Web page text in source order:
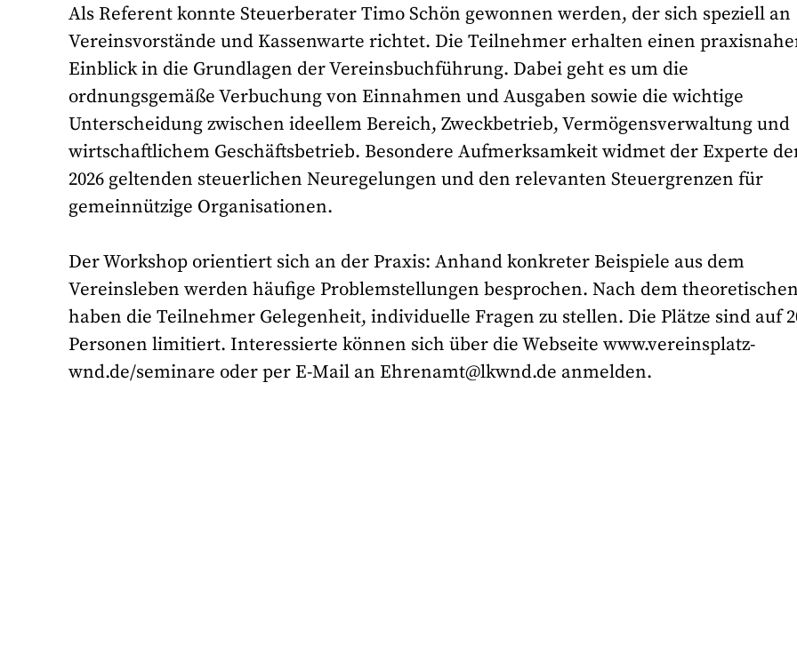
Als Referent konnte Steuerberater Timo Schön gewonnen werden, der sich speziell an
Vereinsvorstände und Kassenwarte richtet. Die Teilnehmer erhalten einen
Einblick in die Grundlagen der Vereinsbuchführung. Dabei geht es um die
ordnungsgemäße Verbuchung von Einnahmen und Ausgaben sowie die wichtige
Unterscheidung zwischen ideellem Bereich, Zweckbetrieb, Vermögensverwaltung und
wirtschaftlichem Geschäftsbetrieb. Besondere Aufmerksamkeit widmet der Experte
2026 geltenden steuerlichen Neuregelungen und den relevanten Steuergrenzen für
gemeinnützige Organisationen.
Der Workshop orientiert sich an der Praxis: Anhand konkreter Beispiele aus dem
Vereinsleben werden häufige Problemstellungen besprochen. Nach dem
haben die Teilnehmer Gelegenheit, individuelle Fragen zu stellen. Die Plätze sind auf
Personen limitiert. Interessierte können sich über die Webseite www.vereinsplatz-
wnd.de/seminare oder per E-Mail an Ehrenamt@lkwnd.de anmelden.